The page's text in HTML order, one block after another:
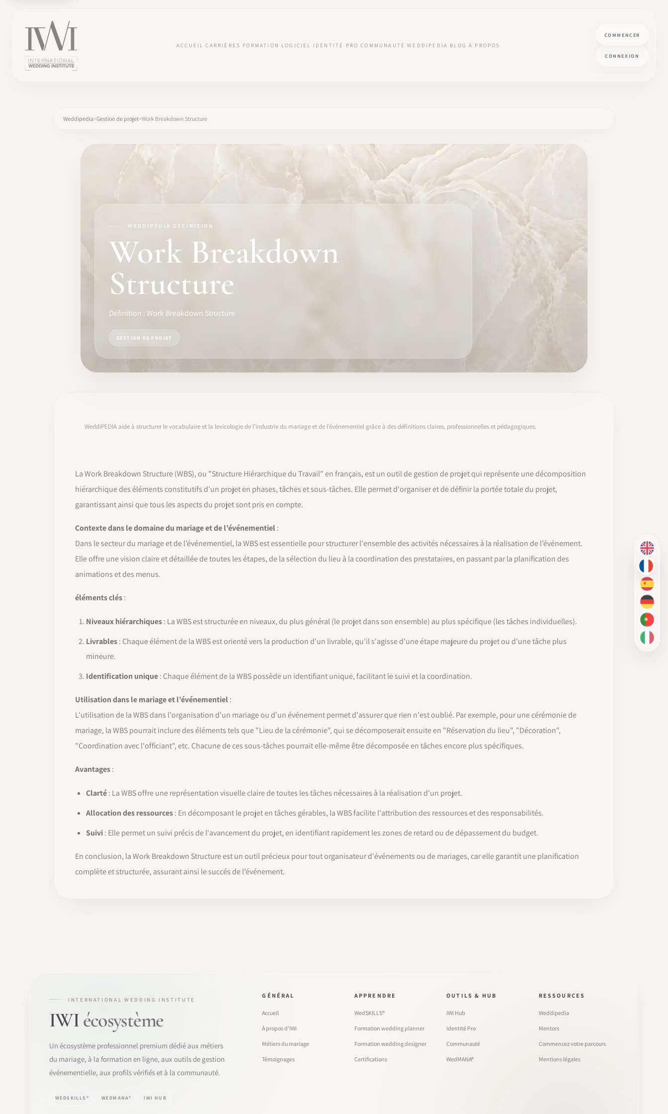
ACCUEIL CARRIÈRES FORMATION LOGICIEL IDENTITÉ PRO COMMUNAUTÉ WEDDIPEDIA BLOG À PROPOS
COMMENCER
CONNEXION
×
EN
FR
ES
DE
PT-BR
IT
Weddipedia Gestion de projet Work Breakdown Structure
WEDDIPEDIA DEFINITION
Work Breakdown
Structure
Définition : Work Breakdown Structure
GESTION DE PROJET
WeddiPEDIA aide à structurer le vocabulaire et la lexicologie de l’industrie du mariage et de l’événementiel grâce à des définitions claires, professionnelles et pédagogiques.
La Work Breakdown Structure (WBS), ou "Structure Hiérarchique du Travail" en français, est un outil de gestion de projet qui représente une décomposition
hiérarchique des éléments constitutifs d'un projet en phases, tâches et sous-tâches. Elle permet d'organiser et de définir la portée totale du projet,
garantissant ainsi que tous les aspects du projet sont pris en compte.
Contexte dans le domaine du mariage et de l’événementiel :
Dans le secteur du mariage et de l’événementiel, la WBS est essentielle pour structurer l'ensemble des activités nécessaires à la réalisation de l’événement.
Elle offre une vision claire et détaillée de toutes les étapes, de la sélection du lieu à la coordination des prestataires, en passant par la planification des
animations et des menus.
éléments clés:
Niveaux hiérarchiques: La WBS est structurée en niveaux, du plus général (le projet dans son ensemble) au plus spécifique (les tâches individuelles).
Livrables: Chaque élément de la WBS est orienté vers la production d'un livrable, qu'il s'agisse d'une étape majeure du projet ou d'une tâche plus
mineure.
Identification unique: Chaque élément de la WBS possède un identifiant unique, facilitant le suivi et la coordination.
Utilisation dans le mariage et l’événementiel :
L'utilisation de la WBS dans l'organisation d'un mariage ou d'un événement permet d'assurer que rien n'est oublié. Par exemple, pour une cérémonie de
mariage, la WBS pourrait inclure des éléments tels que "Lieu de la cérémonie", qui se décomposerait ensuite en "Réservation du lieu", "Décoration",
"Coordination avec l'officiant", etc. Chacune de ces sous-tâches pourrait elle-même être décomposée en tâches encore plus spécifiques.
Avantages:
Clarté: La WBS offre une représentation visuelle claire de toutes les tâches nécessaires à la réalisation d'un projet.
Allocation des ressources: En décomposant le projet en tâches gérables, la WBS facilite l'attribution des ressources et des responsabilités.
Suivi: Elle permet un suivi précis de l'avancement du projet, en identifiant rapidement les zones de retard ou de dépassement du budget.
En conclusion, la Work Breakdown Structure est un outil précieux pour tout organisateur d'événements ou de mariages, car elle garantit une planification
complète et structurée, assurant ainsi le succés de l’événement.
INTERNATIONAL WEDDING INSTITUTE
IWIécosystème
Un écosystème professionnel premium dédié aux métiers
du mariage, à la formation en ligne, aux outils de gestion
événementielle, aux profils vérifiés et à la communauté.
WEDSKILLS® WEDMANA® IWI HUB
GÉNÉRAL
Accueil
À propos d’IWI
Métiers du mariage
Témoignages
APPRENDRE
WedSKILLS®
Formation wedding planner
Formation wedding designer
Certifications
OUTILS & HUB
IWI Hub
Identité Pro
Communauté
WedMANA®
RESSOURCES
Weddipedia
Mentors
Commencez votre parcours
Mentions légales